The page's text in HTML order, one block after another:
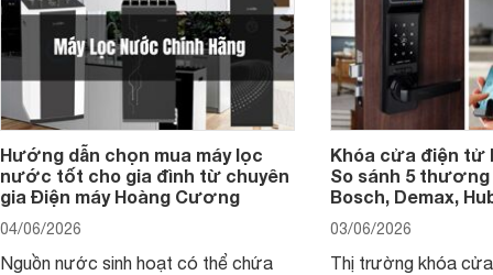
Hướng dẫn chọn mua máy lọc
nước tốt cho gia đình từ chuyên
gia Điện máy Hoàng Cương
04/06/2026
Nguồn nước sinh hoạt có thể chứa
Khóa cửa điện tử
So sánh 5 thương
Bosch, Demax,
03/06/2026
Thị trường khóa